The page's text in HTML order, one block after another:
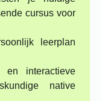
cursus voor
leerplan
en interactieve
native